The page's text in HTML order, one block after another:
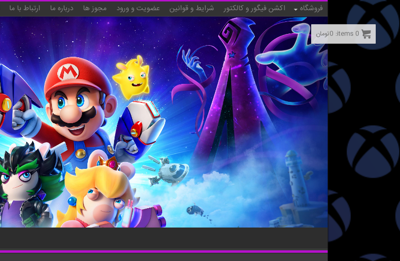
فروشگاه اکشن فیگور و کالکتور شرایط و قوانین عضویت و ورود مجوز ها درباره ما ارتباط با ما
0
items:
0تومان